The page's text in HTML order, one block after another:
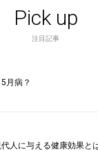
Pick up
注目記事
月病？
人に与える健康効果と